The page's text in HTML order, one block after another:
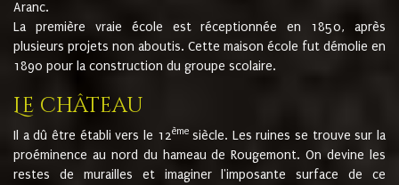
Aranc.
La première vraie école est réceptionnée en 1850, après
plusieurs projets non aboutis. Cette maison école fut démolie en
1890 pour la construction du groupe scolaire.
Le château
Il a dû être établi vers le 12èmesiècle. Les ruines se trouve sur la
proéminence au nord du hameau de Rougemont. On devine les
restes de murailles et imaginer l'imposante surface de ce